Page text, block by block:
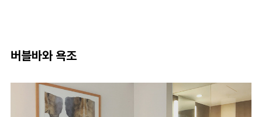
버블바와 욕조